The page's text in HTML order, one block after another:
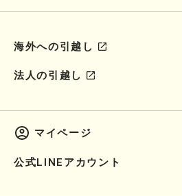
海外への引越し
法人の引越し
マイページ
公式LINEアカウント